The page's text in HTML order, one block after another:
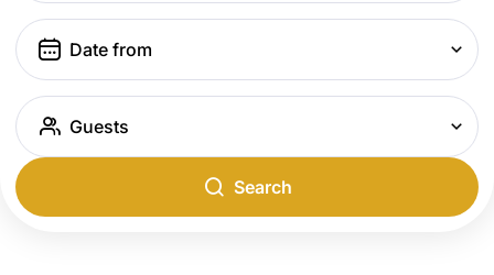
Guests
Search